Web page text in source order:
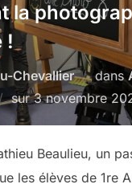
la
!
Chevallier dans
surPublié
3 novembre
Beaulieu, un
les élèves de 1re